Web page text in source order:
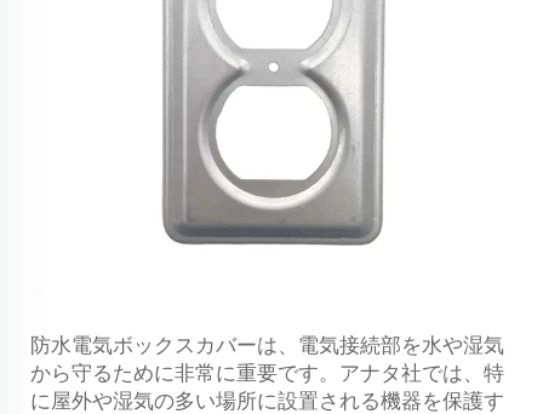
防水電気ボックスカバーは、電気接続部を水や湿気
から守るために非常に重要です。アナタ社では、特
に屋外や湿気の多い場所に設置される機器を保護す